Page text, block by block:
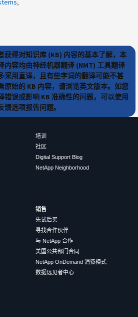
获得对知识库 (KB) 内容的基本了解，本
内容均由神经机器翻译 (NMT) 工具翻译
采用直译，且有些字词的翻译可能不甚
原始的 KB 内容，请浏览英文版本。如您
错误或影响 KB 准确性的问题，可以使用
馈选项报告问题。
培训
社区
Digital Support Blog
NetApp Neighborhood
销售
先试后买
寻找合作伙伴
与 NetApp 合作
美国公共部门合同
NetApp OnDemand 消费模式
数据远见者中心